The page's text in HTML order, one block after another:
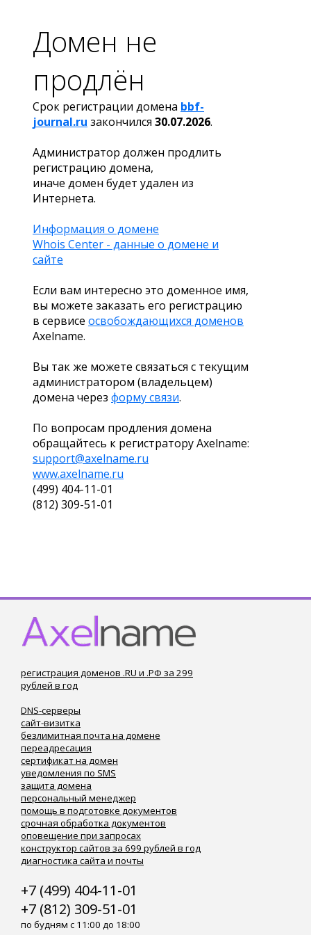
Домен не
продлён
Срок регистрации домена bbf-
journal.ru закончился 30.07.2026.
Администратор должен продлить
регистрацию домена,
иначе домен будет удален из
Интернета.
Информация о домене
Whois Center - данные о домене и
сайте
Если вам интересно это доменное имя,
вы можете заказать его регистрацию
в сервисе освобождающихся доменов
Axelname.
Вы так же можете связаться с текущим
администратором (владельцем)
домена через форму связи.
По вопросам продления домена
обращайтесь к регистратору Axelname:
support@axelname.ru
www.axelname.ru
(499) 404-11-01
(812) 309-51-01
регистрация доменов .RU и .РФ за 299
рублей в год
DNS-серверы
сайт-визитка
безлимитная почта на домене
переадресация
сертификат на домен
уведомления по SMS
защита домена
персональный менеджер
помощь в подготовке документов
срочная обработка документов
оповещение при запросах
конструктор сайтов за 699 рублей в год
диагностика сайта и почты
+7 (499) 404-11-01
+7 (812) 309-51-01
по будням с 11:00 до 18:00